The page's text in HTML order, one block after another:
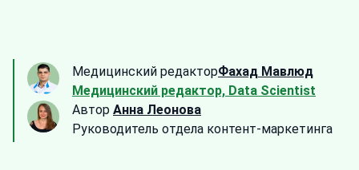
Медицинский редакторФахад Мавлюд
Медицинский редактор, Data Scientist
Автор Анна Леонова
Руководитель отдела контент-маркетинга